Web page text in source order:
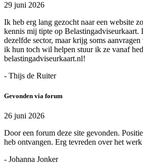
29 juni 2026
Ik heb erg lang gezocht naar een website
kennis mij tipte op
dezelfde sector, maar krijg soms
ik hun toch wil helpen stuur ik ze vanaf
belastingadviseurkaart.nl!
- Thijs de Ruiter
Gevonden via forum
26 juni 2026
Door een forum deze site gevonden.
heb ontvangen. Erg tevreden over het
- Johanna Jonker